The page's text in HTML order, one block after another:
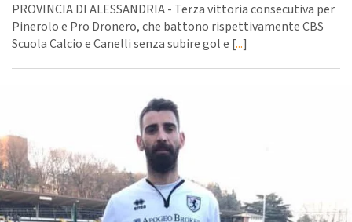
PROVINCIA DI ALESSANDRIA - Terza vittoria consecutiva per
Pinerolo e Pro Dronero, che battono rispettivamente CBS
Scuola Calcio e Canelli senza subire gol e [...]